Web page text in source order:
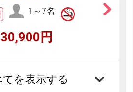
1～7名
円
を表示する